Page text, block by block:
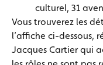
culturel, 31
Vous trouverez les
l’affiche ci-dessous,
Jacques Cartier qui